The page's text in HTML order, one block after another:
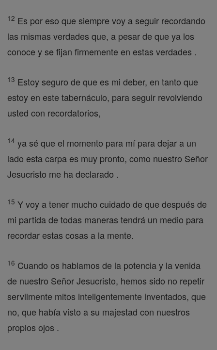
12 Es por eso que siempre voy a seguir recordando
las mismas verdades que, a pesar de que ya los
conoce y se fijan firmemente en estas verdades .
13 Estoy seguro de que es mi deber, en tanto que
estoy en este tabernáculo, para seguir revolviendo
usted con recordatorios,
14 ya sé que el momento para mí para dejar a un
lado esta carpa es muy pronto, como nuestro Señor
Jesucristo me ha declarado .
15 Y voy a tener mucho cuidado de que después de
mi partida de todas maneras tendrá un medio para
recordar estas cosas a la mente.
16 Cuando os hablamos de la potencia y la venida
de nuestro Señor Jesucristo, hemos sido no repetir
servilmente mitos inteligentemente inventados, que
no, que había visto a su majestad con nuestros
propios ojos .